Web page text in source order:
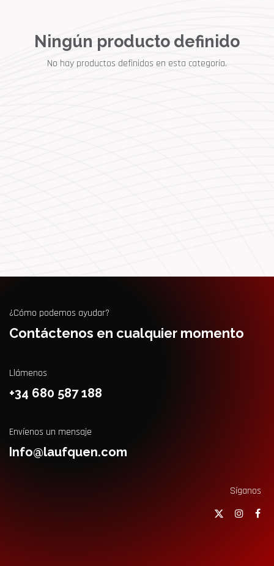
Ningún producto definido
No hay productos definidos en esta categoría.
¿Cómo podemos ayudar?
Contáctenos en cualquier momento
Llámenos
+34 680 587 188
Envíenos un mensaje
Info@laufquen.com
Síganos